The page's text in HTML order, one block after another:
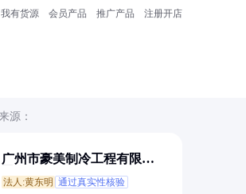
我有货源 会员产品 推广产品 注册开店
源：
广州市豪美制冷工程有限公
法人:黄东明 通过真实性核验